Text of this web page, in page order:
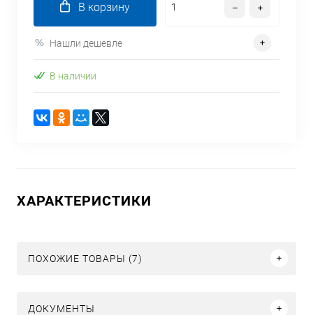
В корзину
Нашли дешевле
В наличии
ХАРАКТЕРИСТИКИ
ПОХОЖИЕ ТОВАРЫ (7)
ДОКУМЕНТЫ